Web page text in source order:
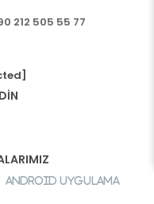
212 505 55 77
Android Uygulama